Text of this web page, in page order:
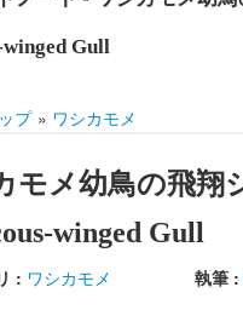
Gull
プ » ワシカモメ
モメ幼鳥の飛
winged Gull
: ワシカモメ 執筆 :